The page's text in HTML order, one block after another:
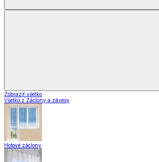
Zobraziť všetko
Všetko z Záclony a závesy
Hotové záclony